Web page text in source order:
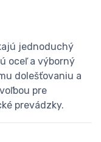
jednoduchý
oceľ a výborný
dolešťovaniu a
pre
prevádzky.